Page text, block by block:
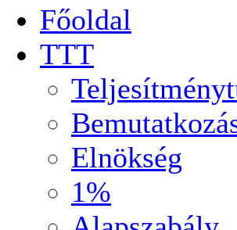
Főoldal
TTT
Elnökség
1%